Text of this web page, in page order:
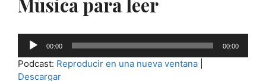
Reproductor
audio
00:00 00:00
Podcast: Reproducir en una nueva ventana
Descargar